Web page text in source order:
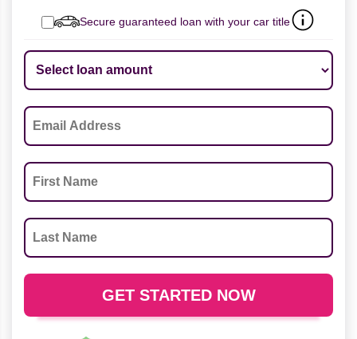
Secure guaranteed loan with your car title